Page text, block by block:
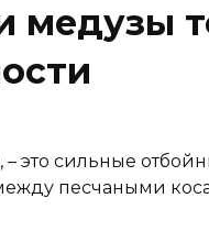
медузы
– это сильные
песчаными